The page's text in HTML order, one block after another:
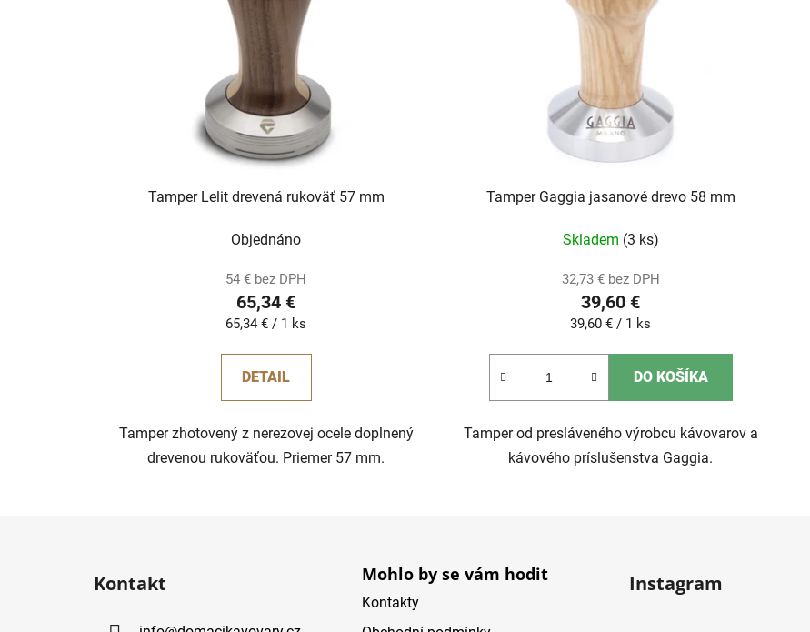
Tamper Lelit drevená rukoväť 57 mm
Objednáno
54 € bez DPH
65,34 €
Jednotková
65,34 € / 1 ks
DETAIL
Tamper zhotovený z nerezovej ocele doplnený
drevenou rukoväťou. Priemer 57 mm.
Tamper Gaggia jasanové drevo 58 mm
Skladem (3 ks)
32,73 € bez DPH
39,60 €
Jednotková
39,60 € / 1 ks
DO KOŠÍKA
Tamper od presláveného výrobcu kávovarov a
kávového príslušenstva Gaggia.
Kontakt Mohlo by se vám hodit
Kontakty
Instagram